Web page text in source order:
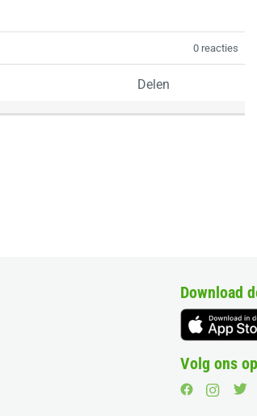
0 reacties
Delen
Download
Volg ons